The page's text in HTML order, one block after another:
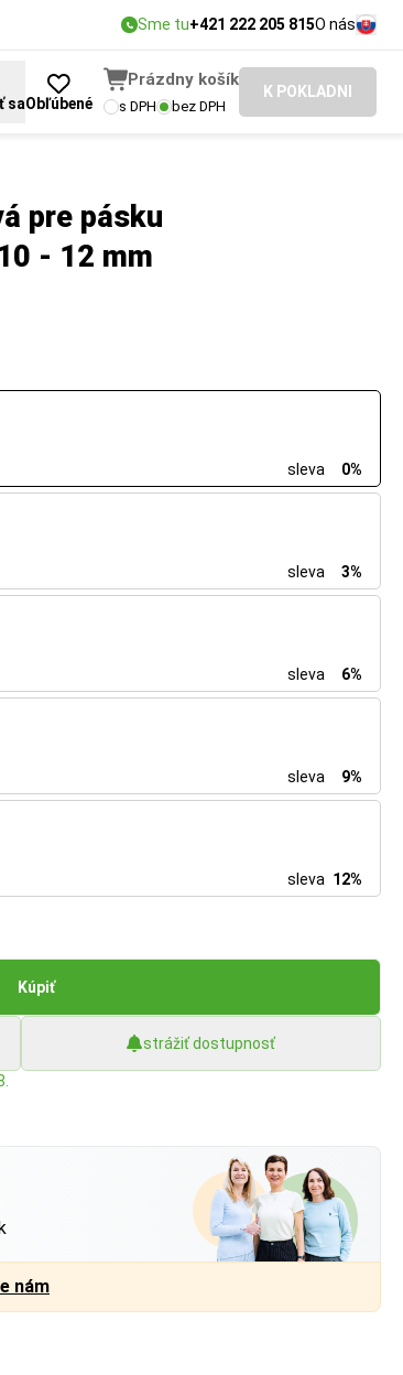
Sme tu+421 222 205 815O nás
saObľúbené
Prázdny košík
s DPH bez DPH
K POKLADNI
pre pásku
- 12 mm
sleva
0%
sleva
3%
sleva
6%
sleva
9%
sleva 12%
Kúpiť
strážiť dostupnosť
nám